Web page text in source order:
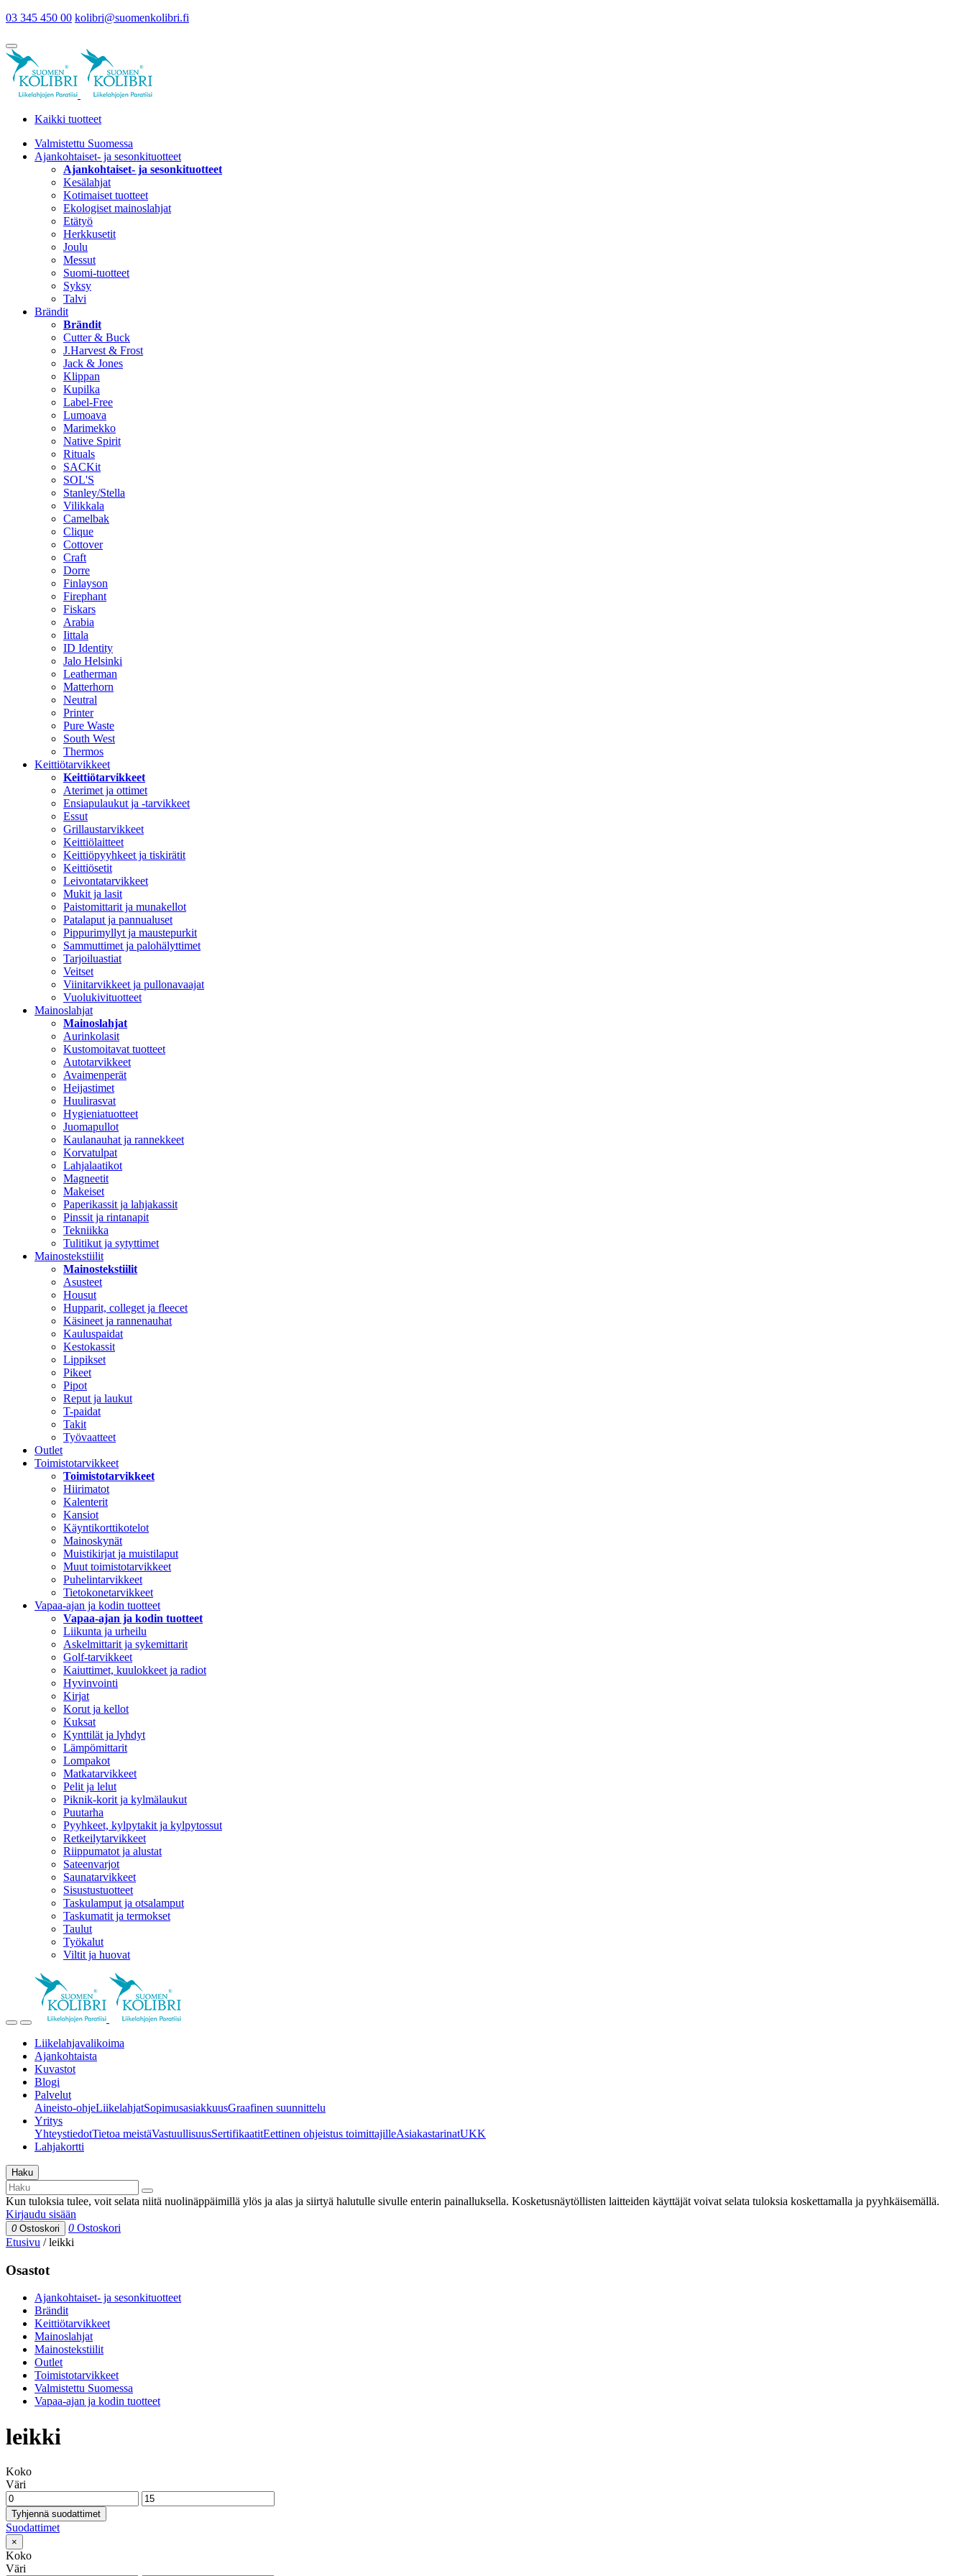
03 345 450 00 kolibri@suomenkolibri.fi
Kaikki tuotteet
Valmistettu Suomessa
Ajankohtaiset- ja sesonkituotteet
Ajankohtaiset- ja sesonkituotteet
Kesälahjat
Kotimaiset tuotteet
Ekologiset mainoslahjat
Etätyö
Herkkusetit
Joulu
Messut
Suomi-tuotteet
Syksy
Talvi
Brändit
Brändit
Cutter & Buck
J.Harvest & Frost
Jack & Jones
Klippan
Kupilka
Label-Free
Lumoava
Marimekko
Native Spirit
Rituals
SACKit
SOL'S
Stanley/Stella
Vilikkala
Camelbak
Clique
Cottover
Craft
Dorre
Finlayson
Firephant
Fiskars
Arabia
Iittala
ID Identity
Jalo Helsinki
Leatherman
Matterhorn
Neutral
Printer
Pure Waste
South West
Thermos
Keittiötarvikkeet
Keittiötarvikkeet
Aterimet ja ottimet
Ensiapulaukut ja -tarvikkeet
Essut
Grillaustarvikkeet
Keittiölaitteet
Keittiöpyyhkeet ja tiskirätit
Keittiösetit
Leivontatarvikkeet
Mukit ja lasit
Paistomittarit ja munakellot
Patalaput ja pannualuset
Pippurimyllyt ja maustepurkit
Sammuttimet ja palohälyttimet
Tarjoiluastiat
Veitset
Viinitarvikkeet ja pullonavaajat
Vuolukivituotteet
Mainoslahjat
Mainoslahjat
Aurinkolasit
Kustomoitavat tuotteet
Autotarvikkeet
Avaimenperät
Heijastimet
Huulirasvat
Hygieniatuotteet
Juomapullot
Kaulanauhat ja rannekkeet
Korvatulpat
Lahjalaatikot
Magneetit
Makeiset
Paperikassit ja lahjakassit
Pinssit ja rintanapit
Tekniikka
Tulitikut ja sytyttimet
Mainostekstiilit
Mainostekstiilit
Asusteet
Housut
Hupparit, colleget ja fleecet
Käsineet ja rannenauhat
Kauluspaidat
Kestokassit
Lippikset
Pikeet
Pipot
Reput ja laukut
T-paidat
Takit
Työvaatteet
Outlet
Toimistotarvikkeet
Toimistotarvikkeet
Hiirimatot
Kalenterit
Kansiot
Käyntikorttikotelot
Mainoskynät
Muistikirjat ja muistilaput
Muut toimistotarvikkeet
Puhelintarvikkeet
Tietokonetarvikkeet
Vapaa-ajan ja kodin tuotteet
Vapaa-ajan ja kodin tuotteet
Liikunta ja urheilu
Askelmittarit ja sykemittarit
Golf-tarvikkeet
Kaiuttimet, kuulokkeet ja radiot
Hyvinvointi
Kirjat
Korut ja kellot
Kuksat
Kynttilät ja lyhdyt
Lämpömittarit
Lompakot
Matkatarvikkeet
Pelit ja lelut
Piknik-korit ja kylmälaukut
Puutarha
Pyyhkeet, kylpytakit ja kylpytossut
Retkeilytarvikkeet
Riippumatot ja alustat
Sateenvarjot
Saunatarvikkeet
Sisustustuotteet
Taskulamput ja otsalamput
Taskumatit ja termokset
Taulut
Työkalut
Viltit ja huovat
Liikelahjavalikoima
Ajankohtaista
Kuvastot
Blogi
Palvelut
Aineisto-ohjeLiikelahjatSopimusasiakkuusGraafinen suunnittelu
Yritys
YhteystiedotTietoa meistäVastuullisuusSertifikaatitEettinen ohjeistus toimittajilleAsiakastarinatUKK
Lahjakortti
Haku
Kun tuloksia tulee, voit selata niitä nuolinäppäimillä ylös ja alas ja siirtyä halutulle sivulle enterin painalluksella. Kosketusnäytöllisten laitteiden käyttäjät voivat selata tuloksia koskettamalla ja pyyhkäisemällä.
Kirjaudu sisään
0 Ostoskori 0 Ostoskori
Etusivu /leikki
Osastot
Ajankohtaiset- ja sesonkituotteet
Brändit
Keittiötarvikkeet
Mainoslahjat
Mainostekstiilit
Outlet
Toimistotarvikkeet
Valmistettu Suomessa
Vapaa-ajan ja kodin tuotteet
leikki
Koko
Väri
Tyhjennä suodattimet
Suodattimet
×
Koko
Väri